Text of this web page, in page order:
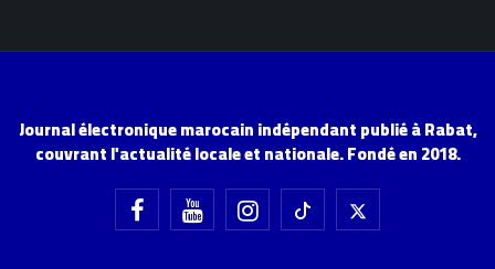
Journal électronique marocain indépendant publié à Rabat,
couvrant l'actualité locale et nationale. Fondé en 2018.